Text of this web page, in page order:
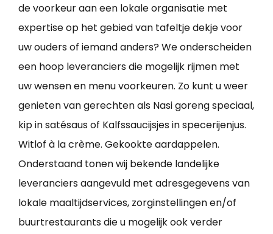
de voorkeur aan een lokale organisatie met
expertise op het gebied van tafeltje dekje voor
uw ouders of iemand anders? We onderscheiden
een hoop leveranciers die mogelijk rijmen met
uw wensen en menu voorkeuren. Zo kunt u weer
genieten van gerechten als Nasi goreng speciaal,
kip in satésaus of Kalfssaucijsjes in specerijenjus.
Witlof à la crème. Gekookte aardappelen.
Onderstaand tonen wij bekende landelijke
leveranciers aangevuld met adresgegevens van
lokale maaltijdservices, zorginstellingen en/of
buurtrestaurants die u mogelijk ook verder